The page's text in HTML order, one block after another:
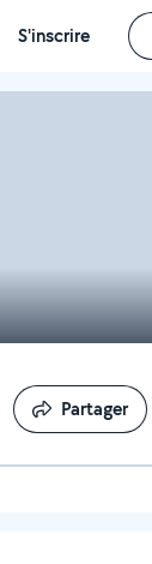
S'inscrire
Partager
Partager